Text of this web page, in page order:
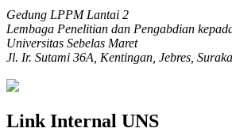
Gedung LPPM Lantai 2
Lembaga Penelitian dan Pengabdian
Universitas Sebelas Maret
Jl. Ir. Sutami 36A, Kentingan, Jebres,
Link Internal UNS